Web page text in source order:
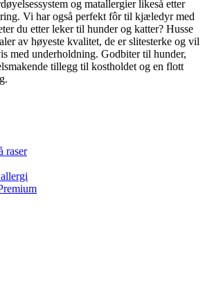
og matallergier likeså etter
Vi har også perfekt fôr til kjæledyr med
du etter leker til hunder og katter? Husse
av høyeste kvalitet, de er slitesterke og vil
med underholdning. Godbiter til hunder,
tillegg til kostholdet og en flott
raser